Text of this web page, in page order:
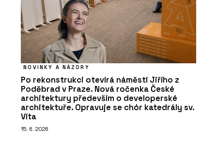
NOVINKY A NÁZORY
Po rekonstrukci otevírá náměstí Jiřího z
Poděbrad v Praze. Nová ročenka České
architektury především o developerské
architektuře. Opravuje se chór katedrály sv.
Víta
15. 6. 2026